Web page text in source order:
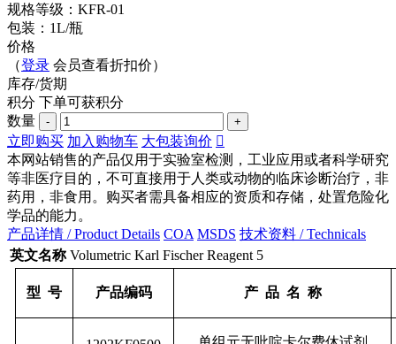
规格等级：KFR-01
包装：1L/瓶
价格
（登录 会员查看折扣价）
库存/货期
积分 下单可获积分
数量
- +
立即购买 加入购物车 大包装询价 
本网站销售的产品仅用于实验室检测，工业应用或者科学研究
等非医疗目的，不可直接用于人类或动物的临床诊断治疗，非
药用，非食用。购买者需具备相应的资质和存储，处置危险化
学品的能力。
产品详情 / Product Details COA MSDS 技术资料 / Technicals
英文名称 Volumetric Karl Fischer Reagent 5
型 号 产品编码 产 品 名 称